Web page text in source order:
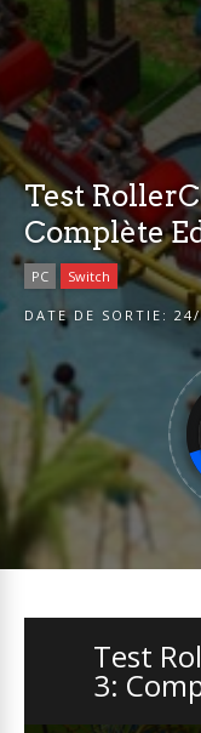
Test
Complète
PC Switch
DATE DE SORTIE:
Test
3: